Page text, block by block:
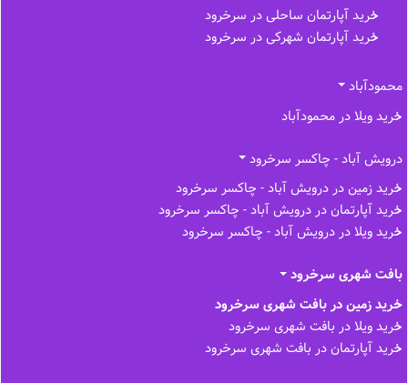
خرید آپارتمان ساحلی در سرخرود
خرید آپارتمان شهرکی در سرخرود
محمودآباد
خرید ویلا در محمودآباد
درویش آباد - چاکسر سرخرود
خرید زمین در درویش آباد - چاکسر سرخرود
خرید آپارتمان در درویش آباد - چاکسر سرخرود
خرید ویلا در درویش آباد - چاکسر سرخرود
بافت شهری سرخرود
خرید زمین در بافت شهری سرخرود
خرید ویلا در بافت شهری سرخرود
خرید آپارتمان در بافت شهری سرخرود